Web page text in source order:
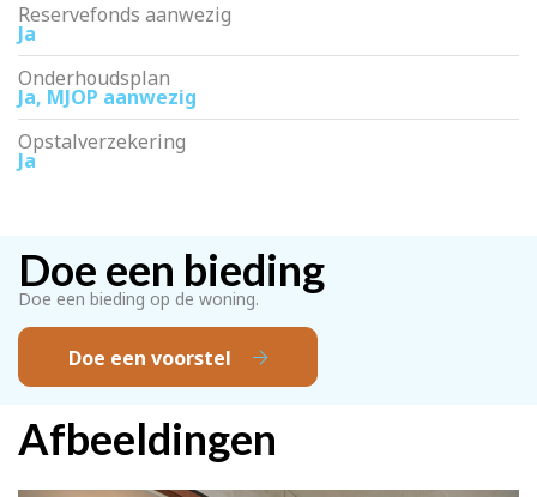
Reservefonds aanwezig
Ja
Onderhoudsplan
Ja, MJOP aanwezig
Opstalverzekering
Ja
Doe een bieding
Doe een bieding op de woning.
Doe een voorstel
Afbeeldingen